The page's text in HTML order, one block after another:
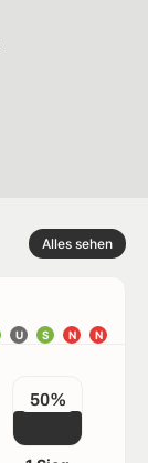
Alles sehen
N
N
S
U
50%